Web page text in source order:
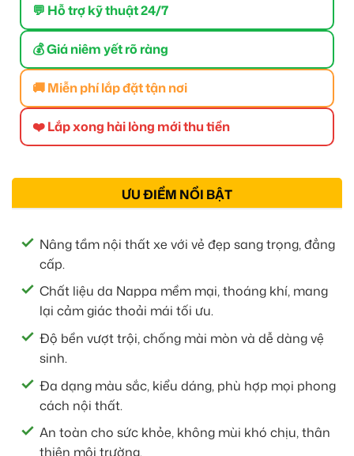
💬 Hỗ trợ kỹ thuật 24/7
💰 Giá niêm yết rõ ràng
🚚 Miễn phí lắp đặt tận nơi
❤️ Lắp xong hài lòng mới thu tiền
ƯU ĐIỂM NỔI BẬT
Nâng tầm nội thất xe với vẻ đẹp sang trọng, đẳng
cấp.
Chất liệu da Nappa mềm mại, thoáng khí, mang
lại cảm giác thoải mái tối ưu.
Độ bền vượt trội, chống mài mòn và dễ dàng vệ
sinh.
Đa dạng màu sắc, kiểu dáng, phù hợp mọi phong
cách nội thất.
An toàn cho sức khỏe, không mùi khó chịu, thân
thiện môi trường.